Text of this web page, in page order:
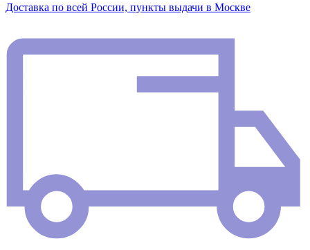
Доставка по всей России, пункты выдачи в Москве